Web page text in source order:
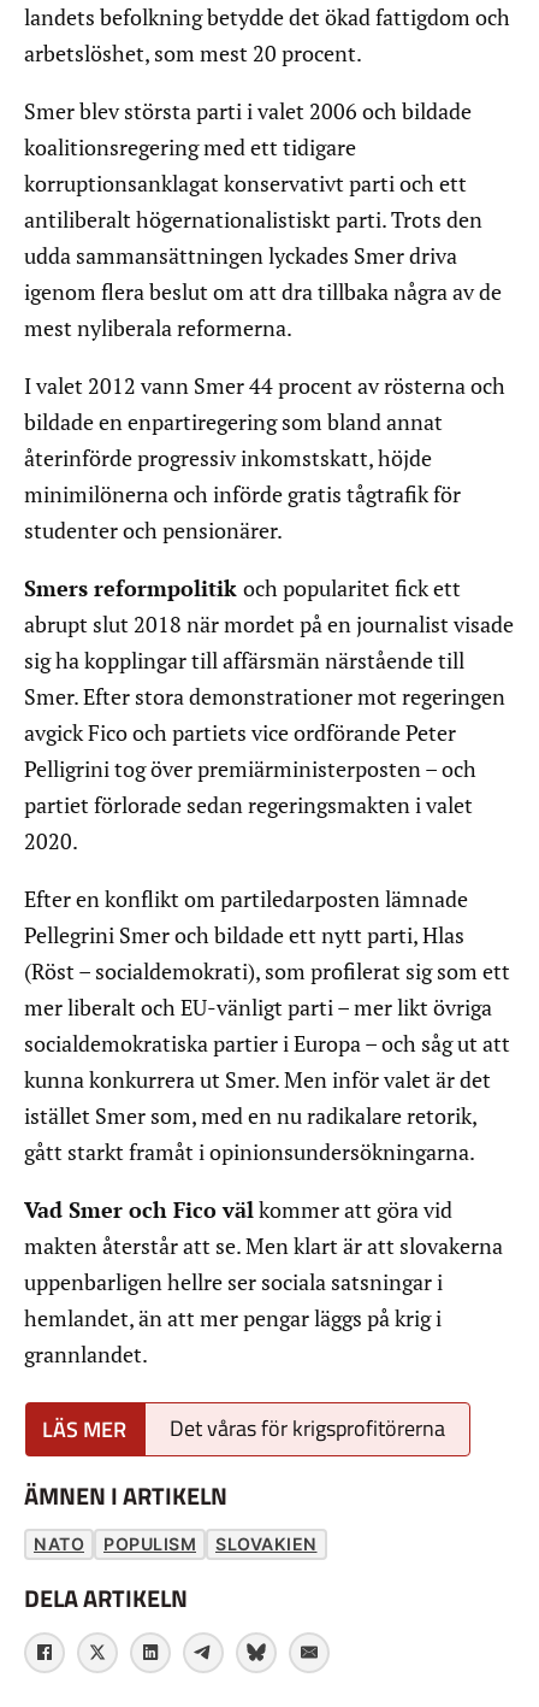
landets befolkning betydde det ökad fattigdom och
arbetslöshet, som mest 20 procent.
Smer blev största parti i valet 2006 och bildade
koalitionsregering med ett tidigare
korruptionsanklagat konservativt parti och ett
antiliberalt högernationalistiskt parti. Trots den
udda sammansättningen lyckades Smer driva
igenom flera beslut om att dra tillbaka några av de
mest nyliberala reformerna.
I valet 2012 vann Smer 44 procent av rösterna och
bildade en enpartiregering som bland annat
återinförde progressiv inkomstskatt, höjde
minimilönerna och införde gratis tågtrafik för
studenter och pensionärer.
Smers reformpolitik och popularitet fick ett
abrupt slut 2018 när mordet på en journalist visade
sig ha kopplingar till affärsmän närstående till
Smer. Efter stora demonstrationer mot regeringen
avgick Fico och partiets vice ordförande Peter
Pelligrini tog över premiärministerposten – och
partiet förlorade sedan regeringsmakten i valet
2020.
Efter en konflikt om partiledarposten lämnade
Pellegrini Smer och bildade ett nytt parti, Hlas
(Röst – socialdemokrati), som profilerat sig som ett
mer liberalt och EU-vänligt parti – mer likt övriga
socialdemokratiska partier i Europa – och såg ut att
kunna konkurrera ut Smer. Men inför valet är det
istället Smer som, med en nu radikalare retorik,
gått starkt framåt i opinionsundersökningarna.
Vad Smer och Fico välkommer att göra vid
makten återstår att se. Men klart är att slovakerna
uppenbarligen hellre ser sociala satsningar i
hemlandet, än att mer pengar läggs på krig i
grannlandet.
Det våras för krigsprofitörerna
ÄMNEN I ARTIKELN
NATO POPULISM SLOVAKIEN
DELA ARTIKELN